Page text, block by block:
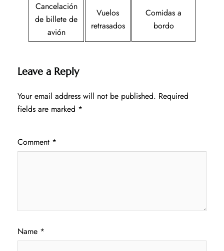
Cancelación
de billete de
avión
Vuelos
retrasados
Comidas a
bordo
Leave a Reply
Your email address will not be published. Required
fields are marked *
Comment *
Name *